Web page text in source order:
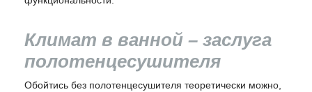
Климат в ванной – заслуга
полотенцесушителя
Обойтись без полотенцесушителя теоретически можно,